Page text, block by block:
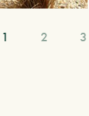
1 2 3